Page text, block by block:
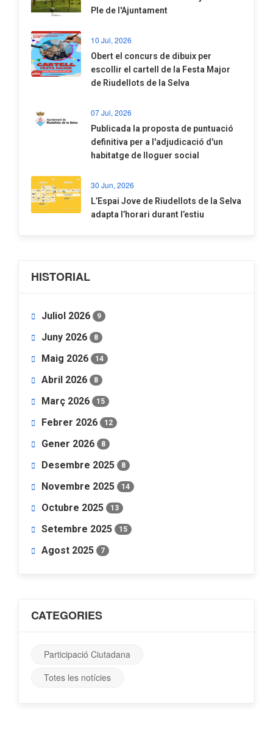
Ple de l'Ajuntament
10 Jul, 2026
​Obert el concurs de dibuix per
escollir el cartell de la Festa Major
de Riudellots de la Selva
07 Jul, 2026
​Publicada la proposta de puntuació
definitiva per a l'adjudicació d'un
habitatge de lloguer social
30 Jun, 2026
​L’Espai Jove de Riudellots de la Selva
adapta l’horari durant l’estiu
HISTORIAL
Juliol 2026 9
Juny 2026 8
Maig 2026 14
Abril 2026 8
Març 2026 15
Febrer 2026 12
Gener 2026 8
Desembre 2025 8
Novembre 2025 14
Octubre 2025 13
Setembre 2025 15
Agost 2025 7
CATEGORIES
Participació Ciutadana
Totes les notícies